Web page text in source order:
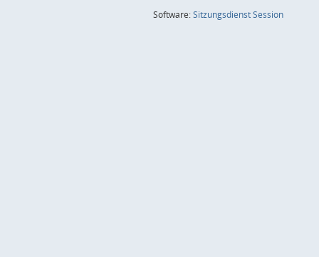
Software:SitzungsdienstSession(Wird in